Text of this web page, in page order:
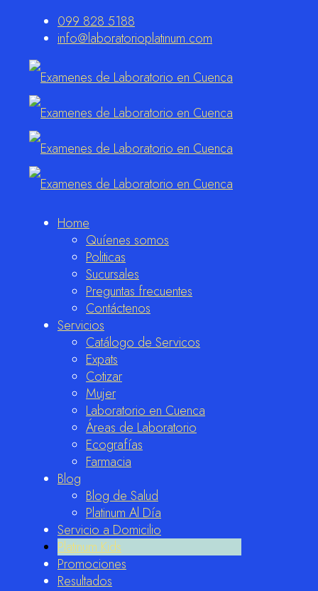
099 828 5188
info@laboratorioplatinum.com
Home
Quíenes somos
Politicas
Sucursales
Preguntas frecuentes
Contáctenos
Servicios
Catálogo de Servicos
Expats
Cotizar
Mujer
Laboratorio en Cuenca
Áreas de Laboratorio
Ecografías
Farmacia
Blog
Blog de Salud
Platinum Al Día
Servicio a Domicilio
Platinum Kids
Promociones
Resultados